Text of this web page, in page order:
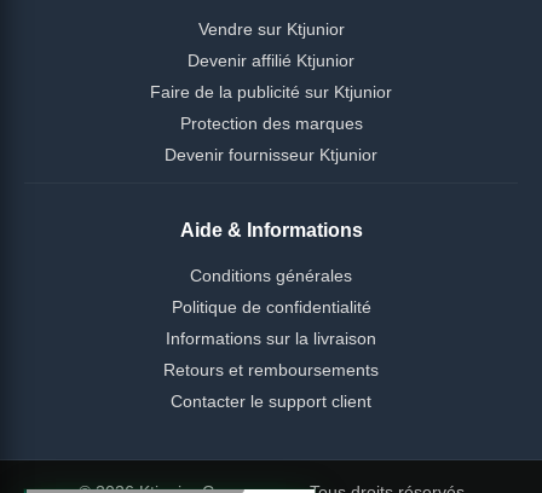
Vendre sur Ktjunior
Devenir affilié Ktjunior
Faire de la publicité sur Ktjunior
Protection des marques
Devenir fournisseur Ktjunior
Aide & Informations
Conditions générales
Politique de confidentialité
Informations sur la livraison
Retours et remboursements
Contacter le support client